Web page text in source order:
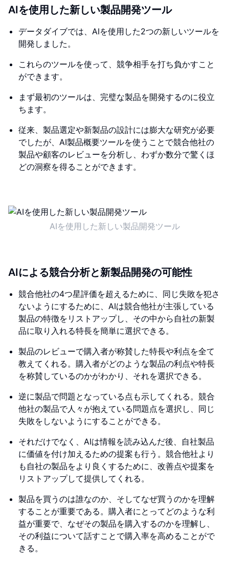
AIを使用した新しい製品開発ツール
データダイブでは、AIを使用した2つの新しいツールを
開発しました。
これらのツールを使って、競争相手を打ち負かすこと
ができます。
まず最初のツールは、完璧な製品を開発するのに役立
ちます。
従来、製品選定や新製品の設計には膨大な研究が必要
でしたが、AI製品概要ツールを使うことで競合他社の
製品や顧客のレビューを分析し、わずか数分で驚くほ
どの洞察を得ることができます。
AIを使用した新しい製品開発ツール
AIによる競合分析と新製品開発の可能性
競合他社の4つ星評価を超えるために、同じ失敗を犯さ
ないようにするために、AIは競合他社が主張している
製品の特徴をリストアップし、その中から自社の新製
品に取り入れる特長を簡単に選択できる。
製品のレビューで購入者が称賛した特長や利点を全て
教えてくれる。購入者がどのような製品の利点や特長
を称賛しているのかがわかり、それを選択できる。
逆に製品で問題となっている点も示してくれる。競合
他社の製品で人々が抱えている問題点を選択し、同じ
失敗をしないようにすることができる。
それだけでなく、AIは情報を読み込んだ後、自社製品
に価値を付け加えるための提案も行う。競合他社より
も自社の製品をより良くするために、改善点や提案を
リストアップして提供してくれる。
製品を買うのは誰なのか、そしてなぜ買うのかを理解
することが重要である。購入者にとってどのような利
益が重要で、なぜその製品を購入するのかを理解し、
その利益について話すことで購入率を高めることがで
きる。